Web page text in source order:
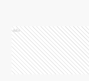
Ads